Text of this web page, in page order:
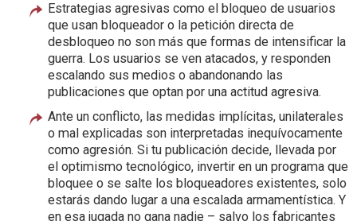
Estrategias agresivas como el bloqueo de usuarios
que usan bloqueador o la petición directa de
desbloqueo no son más que formas de intensificar la
guerra. Los usuarios se ven atacados, y responden
escalando sus medios o abandonando las
publicaciones que optan por una actitud agresiva.
Ante un conflicto, las medidas implícitas, unilaterales
o mal explicadas son interpretadas inequívocamente
como agresión. Si tu publicación decide, llevada por
el optimismo tecnológico, invertir en un programa que
bloquee o se salte los bloqueadores existentes, solo
estarás dando lugar a una escalada armamentística. Y
en esa jugada no gana nadie – salvo los fabricantes